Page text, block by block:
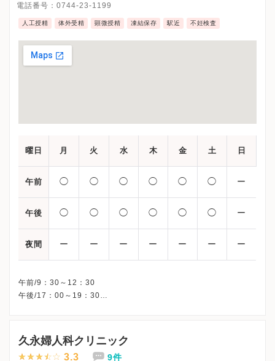
電話番号： 0744-23-1199
人工授精 体外受精 顕微授精 凍結保存 駅近 不妊検査
曜日 月 火 水 木 金 土 日
午前 ◯ ◯ ◯ ◯ ◯ ◯ ー
午後 ◯ ◯ ◯ ◯ ◯ ◯ ー
夜間 ー ー ー ー ー ー ー
午前/9：30～12：30
午後/17：00～19：30
久永婦人科クリニック
3.3 9件